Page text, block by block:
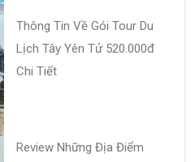
Thông Tin Về Gói Tour Du
Lịch Tây Yên Tử 520.000đ
Chi Tiết
Review Những Địa Điểm